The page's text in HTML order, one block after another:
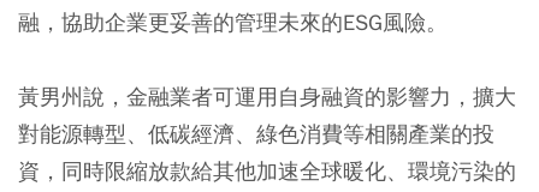
融，協助企業更妥善的管理未來的ESG風險。
黃男州說，金融業者可運用自身融資的影響力，擴大
對能源轉型、低碳經濟、綠色消費等相關產業的投
資，同時限縮放款給其他加速全球暖化、環境污染的